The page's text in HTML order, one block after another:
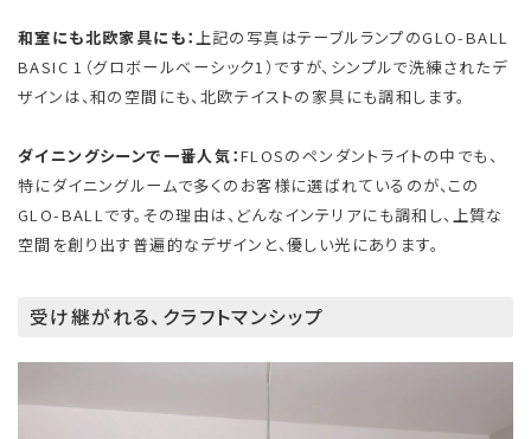
和室にも北欧家具にも：上記の写真はテーブルランプのGLO-BALL
BASIC 1（グロボールベーシック1）ですが、シンプルで洗練されたデ
ザインは、和の空間にも、北欧テイストの家具にも調和します。
ダイニングシーンで一番人気：FLOSのペンダントライトの中でも、
特にダイニングルームで多くのお客様に選ばれているのが、この
GLO-BALLです。その理由は、どんなインテリアにも調和し、上質な
空間を創り出す普遍的なデザインと、優しい光にあります。
受け継がれる、クラフトマンシップ